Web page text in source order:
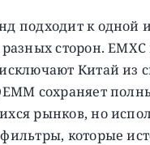
подходит к одной
сторон. EMXC
Китай из
сохраняет
рынков, но
которые